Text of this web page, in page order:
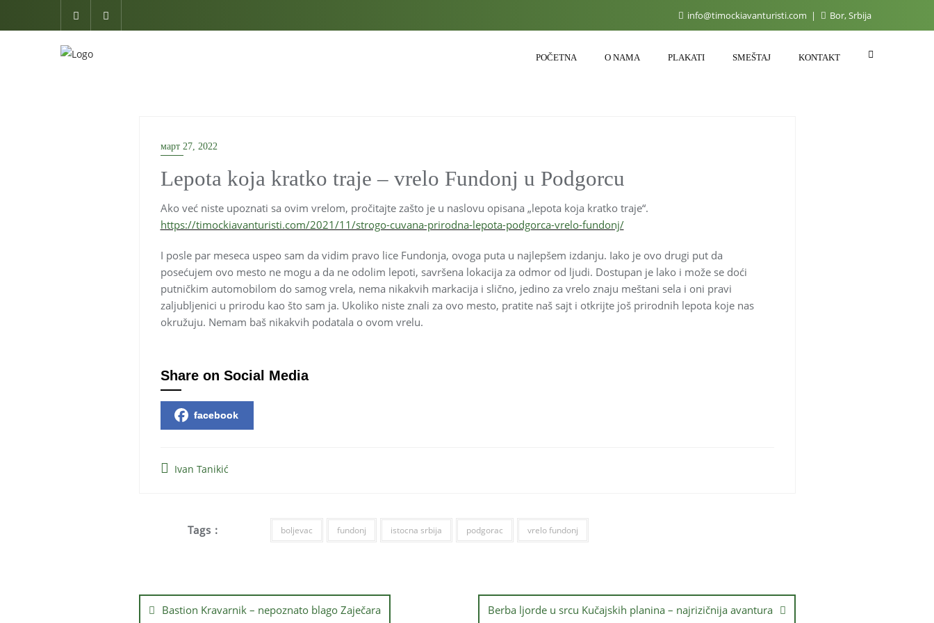
info@timockiavanturisti.com Bor, Srbija
POČETNA O NAMA PLAKATI SMEŠTAJ KONTAKT
март 27, 2022
Lepota koja kratko traje – vrelo Fundonj u Podgorcu
Ako već niste upoznati sa ovim vrelom, pročitajte zašto je u naslovu opisana „lepota koja kratko traje“.
https://timockiavanturisti.com/2021/11/strogo-cuvana-prirodna-lepota-podgorca-vrelo-fundonj/
I posle par meseca uspeo sam da vidim pravo lice Fundonja, ovoga puta u najlepšem izdanju. Iako je ovo drugi put da
posećujem ovo mesto ne mogu a da ne odolim lepoti, savršena lokacija za odmor od ljudi. Dostupan je lako i može se doći
putničkim automobilom do samog vrela, nema nikakvih markacija i slično, jedino za vrelo znaju meštani sela i oni pravi
zaljubljenici u prirodu kao što sam ja. Ukoliko niste znali za ovo mesto, pratite naš sajt i otkrijte još prirodnih lepota koje nas
okružuju. Nemam baš nikakvih podatala o ovom vrelu.
Share on Social Media
facebook
Ivan Tanikić
Tags : boljevac fundonj istocna srbija podgorac vrelo fundonj
Кретање
чланка
Bastion Kravarnik – nepoznato blago Zaječara Berba ljorde u srcu Kučajskih planina – najrizičnija avantura